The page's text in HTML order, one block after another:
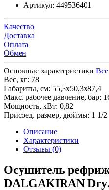
Артикул: 449536401
Качество
Доставка
Оплата
Обмен
Основные характеристики Все
Вес, кг: 78
Габариты, см: 55,3х50,3х87,4
Макс. рабочее давление, бар:
Мощность, кВт: 0,82
Присоед. размер, дюймы: 1 1/2
Описание
Характеристики
Отзывы (0)
Осушитель
DALGAKIRAN